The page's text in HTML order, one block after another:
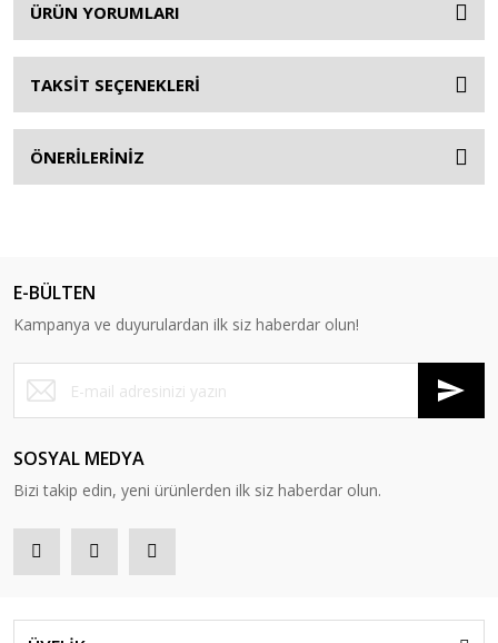
ÜRÜN YORUMLARI
TAKSİT SEÇENEKLERİ
ÖNERİLERİNİZ
E-BÜLTEN
Kampanya ve duyurulardan ilk siz haberdar olun!
SOSYAL MEDYA
Bizi takip edin, yeni ürünlerden ilk siz haberdar olun.